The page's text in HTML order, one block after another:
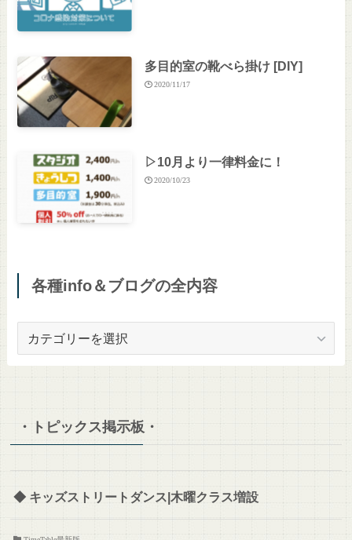
多目的室の靴べら掛け [DIY]
2020/11/17
▷10月より一律料金に！
2020/10/23
各種info＆ブログの全内容
info
ロ
グ
全
内
・トピックス掲示板・
◆ キッズストリートダンス|木曜クラス増設